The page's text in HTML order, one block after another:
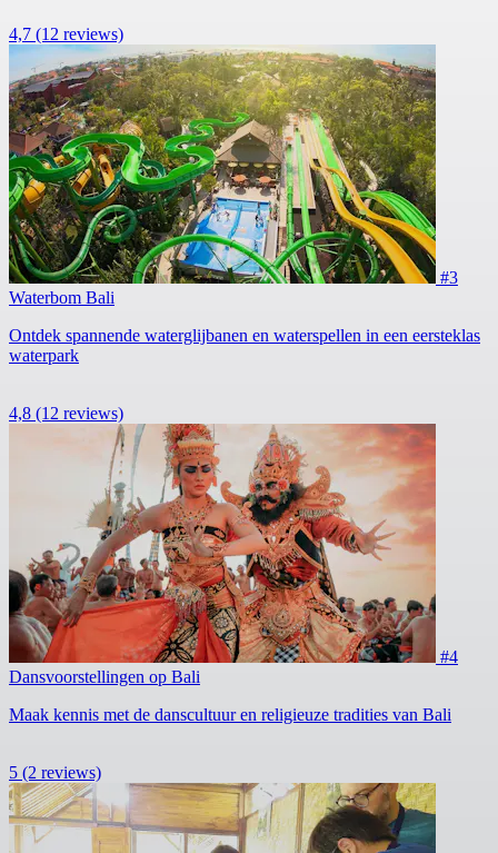
4,7 (12 reviews)
#3
Waterbom Bali
Ontdek spannende waterglijbanen en waterspellen in een eersteklas
waterpark
4,8 (12 reviews)
#4
Dansvoorstellingen op Bali
Maak kennis met de danscultuur en religieuze tradities van Bali
5 (2 reviews)